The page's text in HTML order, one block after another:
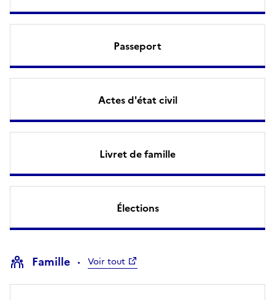
Passeport
Actes d'état civil
Livret de famille
Élections
Famille Voir tout